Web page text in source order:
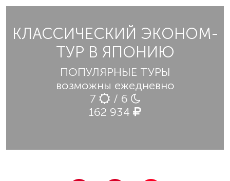
КЛАССИЧЕСКИЙ ЭКОНОМ-
ТУР В ЯПОНИЮ
ПОПУЛЯРНЫЕ ТУРЫ
возможны ежедневно
7
/ 6
162 934